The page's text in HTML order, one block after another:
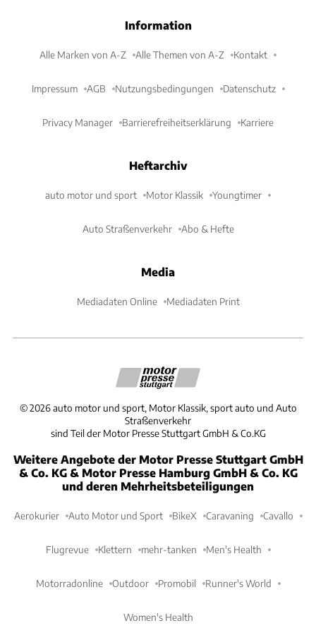
Information
Alle Marken von A-Z Alle Themen von A-Z Kontakt
Impressum AGB Nutzungsbedingungen Datenschutz
Privacy Manager Barrierefreiheitserklärung Karriere
Heftarchiv
auto motor und sport Motor Klassik Youngtimer
Auto Straßenverkehr Abo & Hefte
Media
Mediadaten Online Mediadaten Print
©2026 auto motor und sport, Motor Klassik, sport auto und Auto
Straßenverkehr
sind Teil der Motor Presse Stuttgart GmbH & Co.KG
Weitere Angebote der Motor Presse Stuttgart GmbH
& Co. KG & Motor Presse Hamburg GmbH & Co. KG
und deren Mehrheitsbeteiligungen
Aerokurier Auto Motor und Sport BikeX Caravaning Cavallo
Flugrevue Klettern mehr-tanken Men's Health
Motorradonline Outdoor Promobil Runner's World
Women's Health